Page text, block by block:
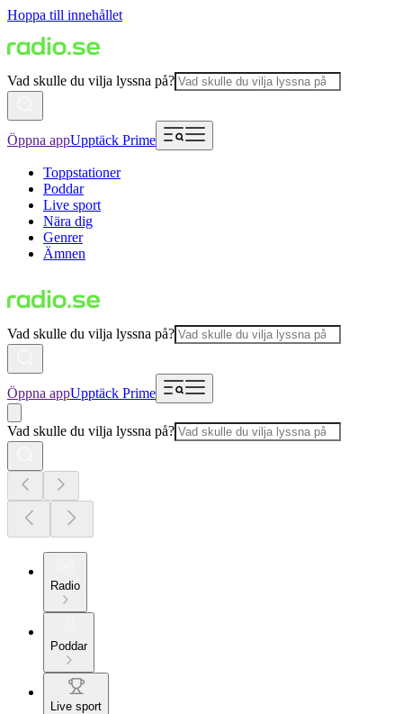
Hoppa till innehållet
Vad skulle du vilja lyssna på?
Öppna appUpptäck Prime
Toppstationer
Poddar
Live sport
Nära dig
Genrer
Ämnen
Vad skulle du vilja lyssna på?
Öppna appUpptäck Prime
Vad skulle du vilja lyssna på?
Radio
Poddar
Live sport